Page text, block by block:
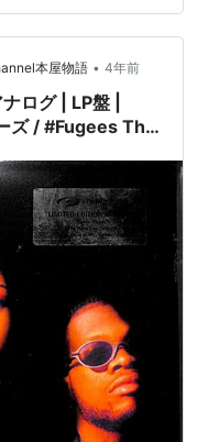
本屋物語 • 4年前
ログ | LP盤 |
ズ / #Fugees The
き | 盤面=VG+
#WyclefJean 他